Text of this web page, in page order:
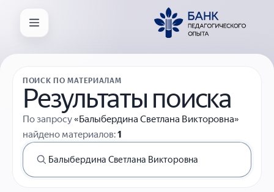
ПОИСК ПО МАТЕРИАЛАМ
Результаты поиска
По запросу«Балыбердина Светлана Викторовна»
найдено материалов:1